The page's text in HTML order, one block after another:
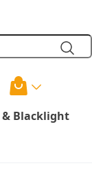
& Blacklight